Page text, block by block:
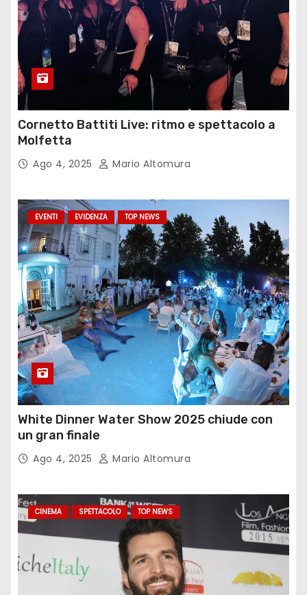
Cornetto Battiti Live: ritmo e spettacolo a
Molfetta
Ago 4, 2025 Mario Altomura
EVENTI EVIDENZA TOP NEWS
White Dinner Water Show 2025 chiude con
un gran finale
Ago 4, 2025 Mario Altomura
CINEMA SPETTACOLO TOP NEWS